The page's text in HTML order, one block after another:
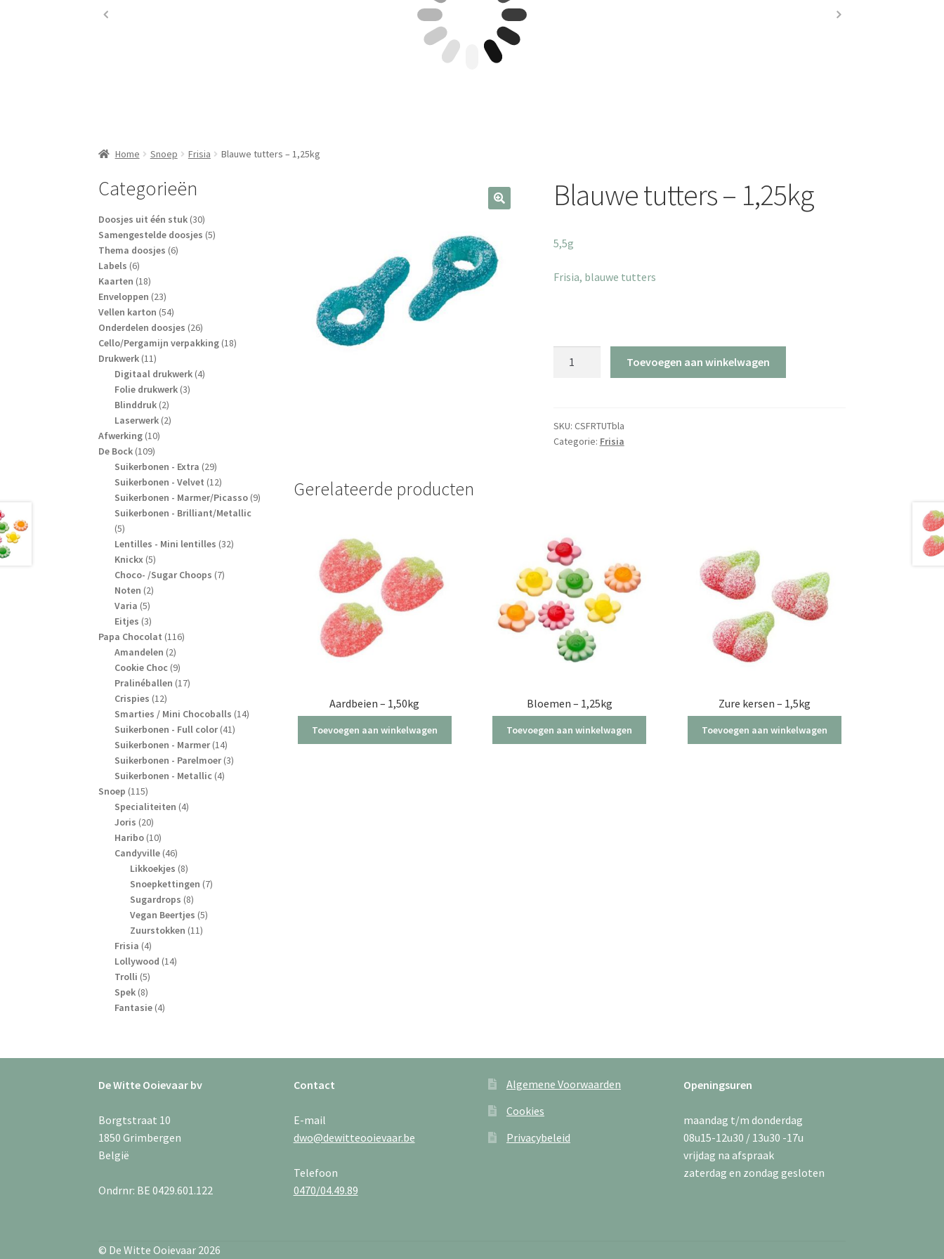
Home Snoep Frisia Blauwe tutters – 1,25kg
Blauwe tutters – 1,25kg
5,5g
Frisia, blauwe tutters
aantal
Toevoegen aan winkelwagen
SKU: CSFRTUTbla
Categorie: Frisia
Gerelateerde producten
Aardbeien – 1,50kg
Toevoegen aan winkelwagen
Bloemen – 1,25kg
Toevoegen aan winkelwagen
Zure kersen – 1,5kg
Toevoegen aan winkelwagen
Categorieën
Doosjes uit één stuk 3030
producten
Samengestelde doosjes 55
Thema doosjes 66
Labels 66
producten
Kaarten 1818
producten
Enveloppen 2323
producten
Vellen karton 5454
producten
Onderdelen doosjes 2626
producten
Cello/Pergamijn verpakking 1818
Drukwerk 1111
producten
Digitaal drukwerk 44
Folie drukwerk 33
Blinddruk 22
producten
Laserwerk 22
Afwerking 1010
De Bock 109109
producten
Suikerbonen - Extra 2929
producten
Suikerbonen - Velvet 1212
producten
Suikerbonen - Marmer/Picasso 99
Suikerbonen - Brilliant/Metallic
55
producten
Lentilles - Mini lentilles 3232
Knickx 55
producten
Choco- /Sugar Choops 77
Noten 22
Varia 55
producten
Eitjes 33
producten
Papa Chocolat 116116
Amandelen 22
producten
Cookie Choc 99
producten
Pralinéballen 1717
Crispies 1212
producten
Smarties / Mini Chocoballs 1414
Suikerbonen - Full color 4141
Suikerbonen - Marmer 1414
producten
Suikerbonen - Parelmoer 33
Suikerbonen - Metallic 44
Snoep 115115
producten
Specialiteiten 44
Joris 2020
producten
Haribo 1010
producten
Candyville 4646
producten
Likkoekjes 88
producten
Snoepkettingen 77
Sugardrops 88
producten
Vegan Beertjes 55
Zuurstokken 1111
Frisia 44
producten
Lollywood 1414
Trolli 55
producten
Spek 88
producten
Fantasie 44
De Witte Ooievaar bv
Borgtstraat 10
1850 Grimbergen
België
Ondrnr: BE 0429.601.122
Contact
E-mail
dwo@dewitteooievaar.be
Telefoon
0470/04.49.89
Algemene Voorwaarden
Cookies
Privacybeleid
Openingsuren
maandag t/m donderdag
08u15-12u30 / 13u30 -17u
vrijdag na afspraak
zaterdag en zondag gesloten
© De Witte Ooievaar 2026